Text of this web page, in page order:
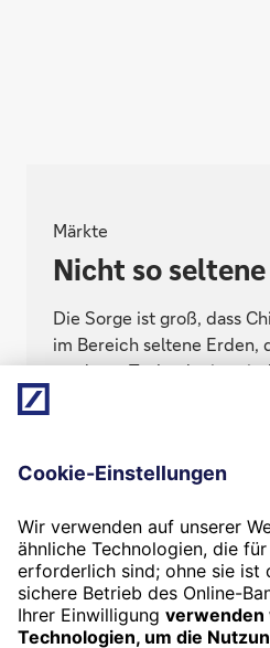
Märkte
Nicht so
Die Sorge ist groß, dass
im Bereich seltene Erden,
moderne Technologien
eigentlich nicht?
Termin